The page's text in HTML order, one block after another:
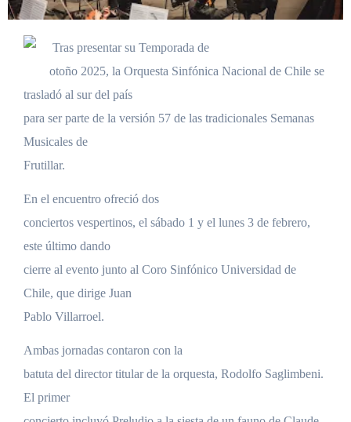
Tras presentar su Temporada de
otoño 2025, la Orquesta Sinfónica Nacional de Chile se
trasladó al sur del país
para ser parte de la versión 57 de las tradicionales Semanas
Musicales de
Frutillar.
En el encuentro ofreció dos
conciertos vespertinos, el sábado 1 y el lunes 3 de febrero,
este último dando
cierre al evento junto al Coro Sinfónico Universidad de
Chile, que dirige Juan
Pablo Villarroel.
Ambas jornadas contaron con la
batuta del director titular de la orquesta, Rodolfo Saglimbeni.
El primer